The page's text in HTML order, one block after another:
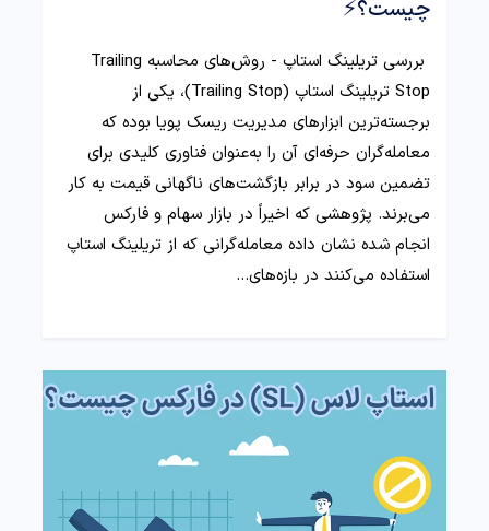
چیست؟⚡
بررسی تریلینگ استاپ - روش‌های محاسبه Trailing
Stop تریلینگ استاپ (Trailing Stop)، یکی از
برجسته‌ترین ابزارهای مدیریت ریسک پویا بوده که
معامله‌گران حرفه‌ای آن را به‌عنوان فناوری کلیدی برای
تضمین سود در برابر بازگشت‌های ناگهانی قیمت به کار
می‌برند. پژوهشی که اخیراً در بازار سهام و فارکس
انجام شده نشان داده معامله‌گرانی که از تریلینگ استاپ
استفاده می‌کنند در بازه‌های…